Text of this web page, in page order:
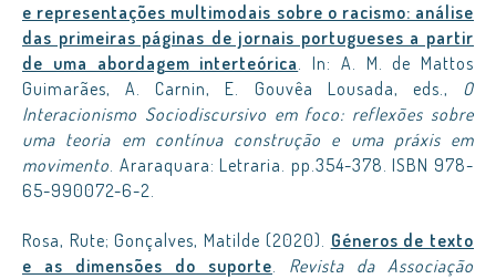
e representações multimodais sobre o racismo: análise
das primeiras páginas de jornais portugueses a partir
de uma abordagem interteórica. In: A. M. de Mattos
Guimarães, A. Carnin, E. Gouvêa Lousada, eds., O
Interacionismo Sociodiscursivo em foco: reflexões sobre
uma teoria em contínua construção e uma práxis em
movimento. Araraquara: Letraria. pp.354-378. ISBN 978-
65-990072-6-2.
Rosa, Rute; Gonçalves, Matilde (2020). Géneros de texto
e as dimensões do suporte. Revista da Associação